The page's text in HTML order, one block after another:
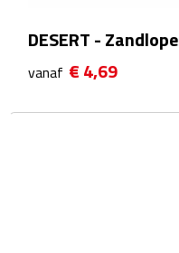
Desinfectie
Handcrèmes
DESERT -
vanaf € 4,69